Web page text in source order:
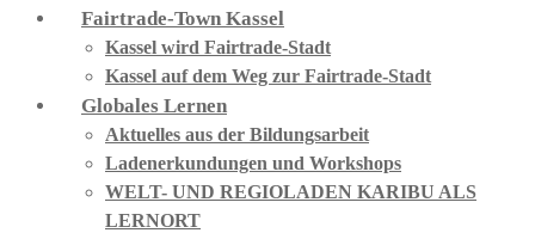
Fairtrade-Town Kassel
Kassel wird Fairtrade-Stadt
Kassel auf dem Weg zur Fairtrade-Stadt
Globales Lernen
Aktuelles aus der Bildungsarbeit
Ladenerkundungen und Workshops
WELT- UND REGIOLADEN KARIBU ALS
LERNORT